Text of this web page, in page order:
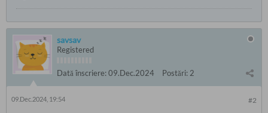
savsav
Registered
Dată înscriere:09.Dec.2024 Postări: 2
#2
09.Dec.2024, 19:54